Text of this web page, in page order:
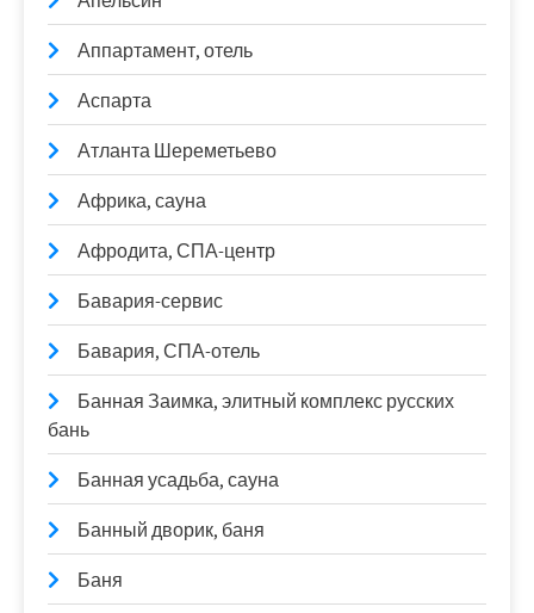
Аппартамент, отель
Аспарта
Атланта Шереметьево
Африка, сауна
Афродита, СПА-центр
Бавария-сервис
Бавария, СПА-отель
Банная Заимка, элитный комплекс русских
бань
Банная усадьба, сауна
Банный дворик, баня
Баня